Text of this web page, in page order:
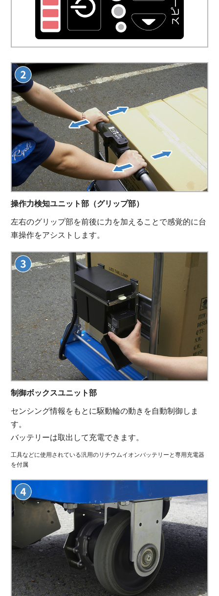
操作力検知ユニット部（グリップ部）
左右のグリップ部を前後に力を加えることで感覚的に台
車操作をアシストします。
制御ボックスユニット部
センシング情報をもとに駆動輪の動きを自動制御しま
す。
バッテリーは取出して充電できます。
工具などに使用されている汎用のリチウムイオンバッテリーと専用充電器
を付属